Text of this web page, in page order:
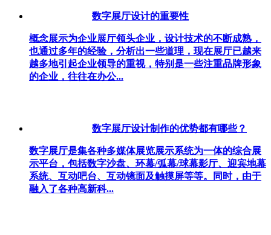
数字展厅设计的重要性
概念展示为企业展厅领头企业，设计技术的不断成熟，
也通过多年的经验，分析出一些道理，现在展厅已越来
越多地引起企业领导的重视，特别是一些注重品牌形象
的企业，往往在办公...
数字展厅设计制作的优势都有哪些？
数字展厅是集各种多媒体展览展示系统为一体的综合展
示平台，包括数字沙盘、环幕/弧幕/球幕影厅、迎宾地幕
系统、互动吧台、互动镜面及触摸屏等等。同时，由于
融入了各种高新科...